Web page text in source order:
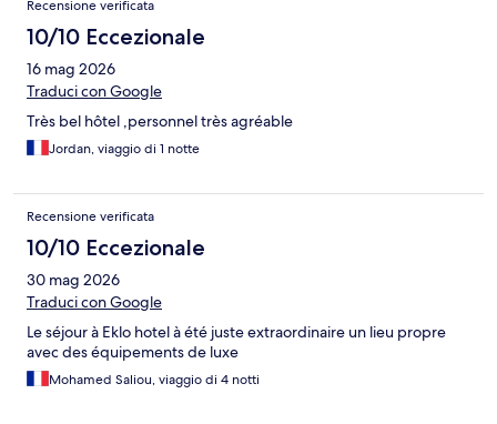
Recensione verificata
10/10 Eccezionale
16 mag 2026
Traduci con Google
Très bel hôtel ,personnel très agréable
Jordan, viaggio di 1 notte
Recensione verificata
10/10 Eccezionale
30 mag 2026
Traduci con Google
Le séjour à Eklo hotel à été juste extraordinaire un lieu propre
avec des équipements de luxe
Mohamed Saliou, viaggio di 4 notti